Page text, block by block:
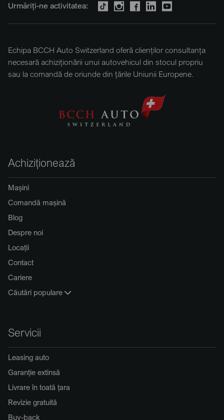
Urmăriți-ne activitatea:
Echipa BCCH Auto Switzerland oferă clienților consultanța
necesară achiziționării unui autovehicul din stocul propriu
sau la comandă de oriunde din țările Uniunii Europene.
Achiziționează
Mașini
Comandă mașină
Blog
Despre noi
Locații
Contact
Cariere
Căutări populare
Servicii
Leasing auto
Garanție extinsă
Livrare în toată țara
Revizie gratuită
Buy-back